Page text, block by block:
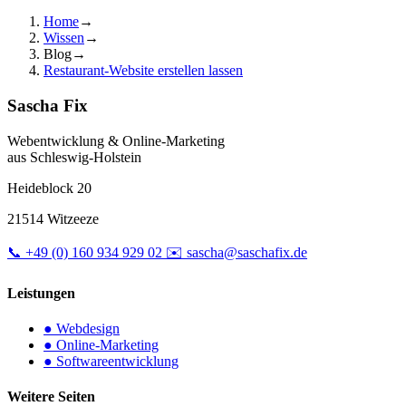
Home→
Wissen →
Blog→
Restaurant-Website erstellen lassen
Sascha Fix
Webentwicklung & Online-Marketing
aus Schleswig-Holstein
Heideblock 20
21514 Witzeeze
📞 +49 (0) 160 934 929 02 ✉️ sascha@saschafix.de
Leistungen
● Webdesign
● Online-Marketing
● Softwareentwicklung
Weitere Seiten